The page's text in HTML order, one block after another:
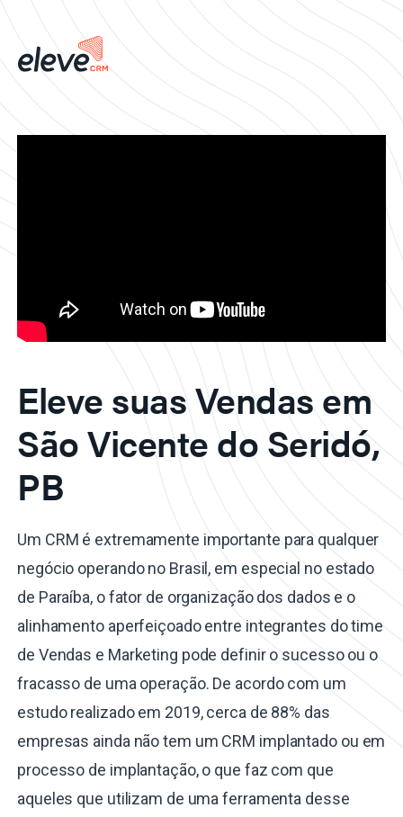
Eleve suas Vendas em
São Vicente do Seridó,
PB
Um CRM é extremamente importante para qualquer
negócio operando no Brasil, em especial no estado
de Paraíba, o fator de organização dos dados e o
alinhamento aperfeiçoado entre integrantes do time
de Vendas e Marketing pode definir o sucesso ou o
fracasso de uma operação. De acordo com um
estudo realizado em 2019, cerca de 88% das
empresas ainda não tem um CRM implantado ou em
processo de implantação, o que faz com que
aqueles que utilizam de uma ferramenta desse